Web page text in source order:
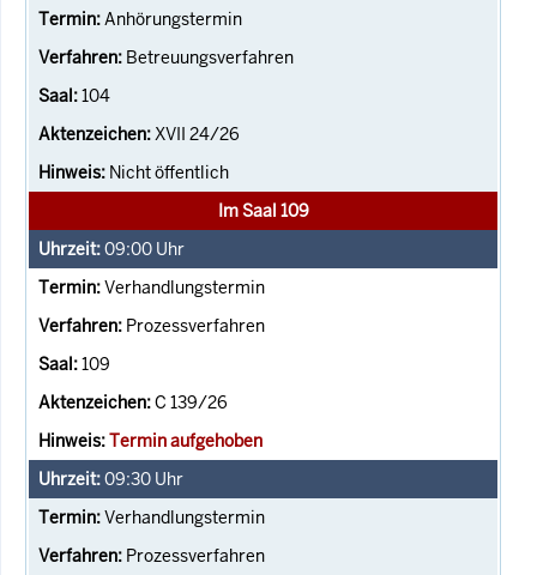
Anhörungstermin
Betreuungsverfahren
104
XVII 24/26
Nicht öffentlich
Im Saal 109
09:00 Uhr
Verhandlungstermin
Prozessverfahren
109
C 139/26
Termin aufgehoben
09:30 Uhr
Verhandlungstermin
Prozessverfahren